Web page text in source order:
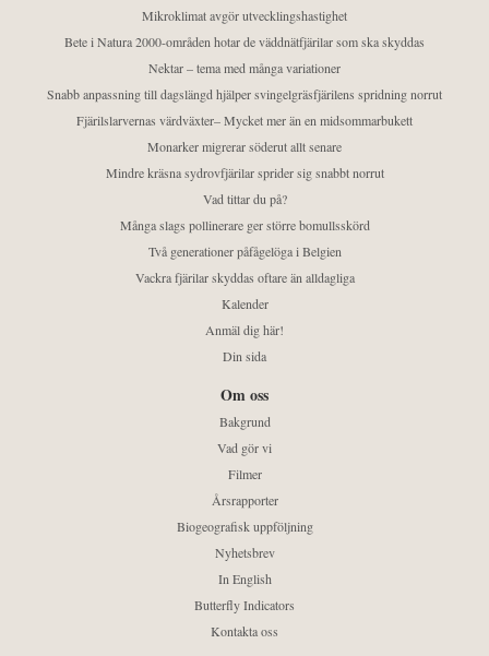
Mikroklimat avgör utvecklingshastighet
Bete i Natura 2000-områden hotar de väddnätfjärilar som ska skyddas
Nektar – tema med många variationer
Snabb anpassning till dagslängd hjälper svingelgräsfjärilens spridning norrut
Fjärilslarvernas värdväxter– Mycket mer än en midsommarbukett
Monarker migrerar söderut allt senare
Mindre kräsna sydrovfjärilar sprider sig snabbt norrut
Vad tittar du på?
Många slags pollinerare ger större bomullsskörd
Två generationer påfågelöga i Belgien
Vackra fjärilar skyddas oftare än alldagliga
Kalender
Anmäl dig här!
Din sida
Om oss
Bakgrund
Vad gör vi
Filmer
Årsrapporter
Biogeografisk uppföljning
Nyhetsbrev
In English
Butterfly Indicators
Kontakta oss